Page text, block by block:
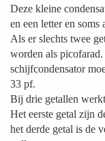
Deze kleine
en een letter en soms
Als er slechts twee
worden als
schijfcondensator
33 pf.
Bij drie getallen
Het eerste getal zijn
het derde getal is de